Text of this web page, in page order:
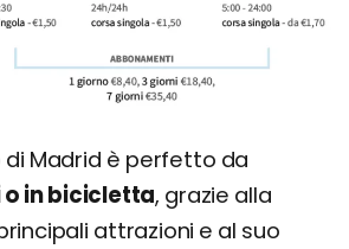
Madrid è perfetto da
in bicicletta, grazie alla
attrazioni e al suo